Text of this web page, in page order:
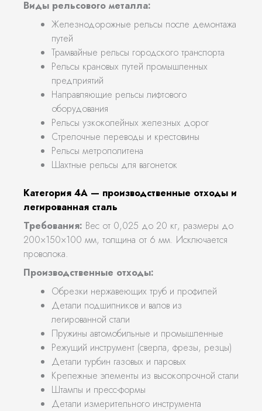
Виды рельсового металла:
Железнодорожные рельсы после демонтажа
путей
Трамвайные рельсы городского транспорта
Рельсы крановых путей промышленных
предприятий
Направляющие рельсы лифтового
оборудования
Рельсы узкоколейных железных дорог
Стрелочные переводы и крестовины
Рельсы метрополитена
Шахтные рельсы для вагонеток
Категория 4А — производственные отходы и
легированная сталь
Требования: Вес от 0,025 до 20 кг, размеры до
200×150×100 мм, толщина от 6 мм. Исключается
проволока.
Производственные отходы:
Обрезки нержавеющих труб и профилей
Детали подшипников и валов из
легированной стали
Пружины автомобильные и промышленные
Режущий инструмент (сверла, фрезы, резцы)
Детали турбин газовых и паровых
Крепежные элементы из высокопрочной стали
Штампы и пресс-формы
Детали измерительного инструмента